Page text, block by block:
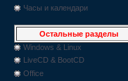
Часы и календари
Остальные разделы
Windows & Linux
LiveCD & BootCD
Office